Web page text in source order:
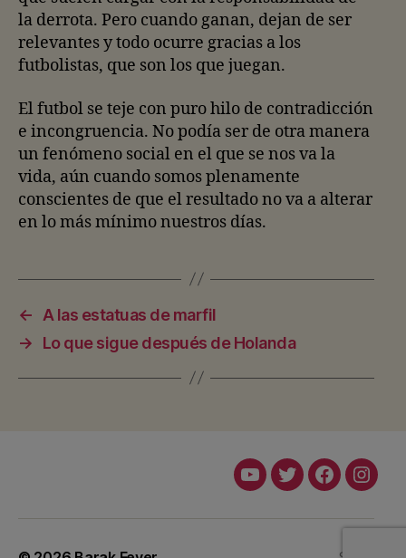
la derrota. Pero cuando ganan, dejan de ser
relevantes y todo ocurre gracias a los
futbolistas, que son los que juegan.
El futbol se teje con puro hilo de contradicción
e incongruencia. No podía ser de otra manera
un fenómeno social en el que se nos va la
vida, aún cuando somos plenamente
conscientes de que el resultado no va a alterar
en lo más mínimo nuestros días.
←
A las estatuas de marfil
→
Lo que sigue después de Holanda
YoutubeTwitterFacebook